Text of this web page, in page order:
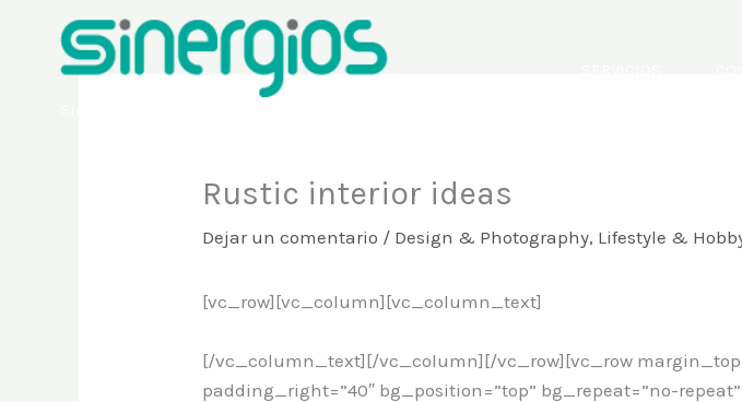
contenido
Rustic interior ideas
Dejar un comentario / Design & Photography, Lifestyle &
[vc_row][vc_column][vc_column_text]
[/vc_column_text][/vc_column][/vc_row][vc_row
padding_right=”40″ bg_position=”top” bg_repeat=”no-